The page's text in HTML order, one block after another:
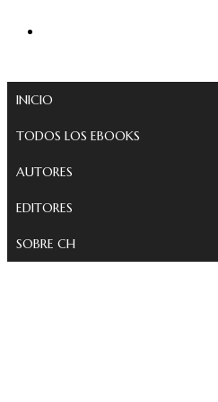
INICIO
TODOS LOS EBOOKS
AUTORES
EDITORES
SOBRE CH